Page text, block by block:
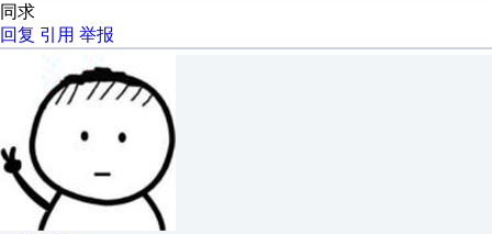
同求
回复 引用 举报